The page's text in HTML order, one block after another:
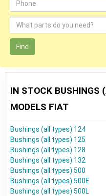
Find
IN STOCK BUSHINGS
MODELS FIAT
Bushings (all types) 124
Bushings (all types) 125
Bushings (all types) 128
Bushings (all types) 132
Bushings (all types) 500
Bushings (all types) 500E
Bushings (all types) 500L